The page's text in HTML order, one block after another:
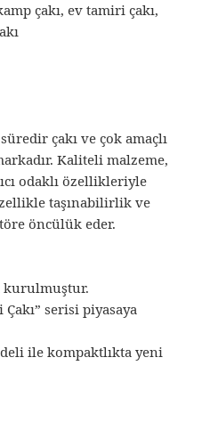
çakı, ev tamiri çakı,
çakı ve çok amaçlı
Kaliteli malzeme,
odaklı özellikleriyle
taşınabilirlik ve
öncülük eder.
kurulmuştur.
serisi piyasaya
ile kompaktlıkta yeni